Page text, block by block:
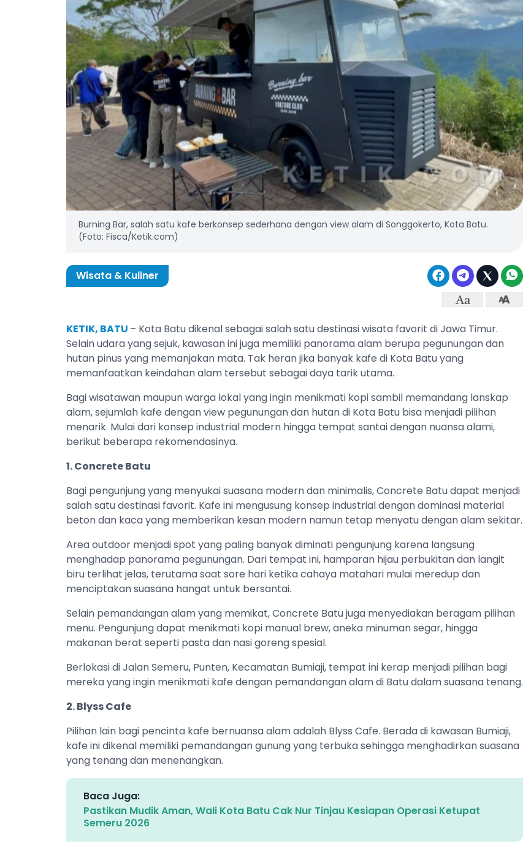
Burning Bar, salah satu kafe berkonsep sederhana dengan view alam di Songgokerto, Kota Batu.
(Foto: Fisca/Ketik.com)
Wisata & Kuliner
KETIK, BATU – Kota Batu dikenal sebagai salah satu destinasi wisata favorit di Jawa Timur.
Selain udara yang sejuk, kawasan ini juga memiliki panorama alam berupa pegunungan dan
hutan pinus yang memanjakan mata. Tak heran jika banyak kafe di Kota Batu yang
memanfaatkan keindahan alam tersebut sebagai daya tarik utama.
Bagi wisatawan maupun warga lokal yang ingin menikmati kopi sambil memandang lanskap
alam, sejumlah kafe dengan view pegunungan dan hutan di Kota Batu bisa menjadi pilihan
menarik. Mulai dari konsep industrial modern hingga tempat santai dengan nuansa alami,
berikut beberapa rekomendasinya.
1. Concrete Batu
Bagi pengunjung yang menyukai suasana modern dan minimalis, Concrete Batu dapat menjadi
salah satu destinasi favorit. Kafe ini mengusung konsep industrial dengan dominasi material
beton dan kaca yang memberikan kesan modern namun tetap menyatu dengan alam sekitar.
Area outdoor menjadi spot yang paling banyak diminati pengunjung karena langsung
menghadap panorama pegunungan. Dari tempat ini, hamparan hijau perbukitan dan langit
biru terlihat jelas, terutama saat sore hari ketika cahaya matahari mulai meredup dan
menciptakan suasana hangat untuk bersantai.
Selain pemandangan alam yang memikat, Concrete Batu juga menyediakan beragam pilihan
menu. Pengunjung dapat menikmati kopi manual brew, aneka minuman segar, hingga
makanan berat seperti pasta dan nasi goreng spesial.
Berlokasi di Jalan Semeru, Punten, Kecamatan Bumiaji, tempat ini kerap menjadi pilihan bagi
mereka yang ingin menikmati kafe dengan pemandangan alam di Batu dalam suasana tenang.
2. Blyss Cafe
Pilihan lain bagi pencinta kafe bernuansa alam adalah Blyss Cafe. Berada di kawasan Bumiaji,
kafe ini dikenal memiliki pemandangan gunung yang terbuka sehingga menghadirkan suasana
yang tenang dan menenangkan.
Baca Juga:
Pastikan Mudik Aman, Wali Kota Batu Cak Nur Tinjau Kesiapan Operasi Ketupat
Semeru 2026